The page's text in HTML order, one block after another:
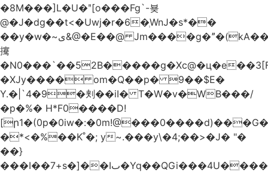
�8M���]L�U�ʺ[o���Fg`-뵺
@�J�dg��t<�Uwj�r�6�ְWnJ�s*��
��y�w�~ى&@�E��@ Jm����g�ˮ�(kA��b�^"���3���4�q��E$�J���`�%�y�JcX����2��R�,q0��3�
㩷
�XJy���� om�Q��p� 9��$E�
Y.�|`4�9�刾��iI� T�W�v�WB���/
�p�%� H*F0����D!
�*<�%��K˚�; y~.���y\�4;��>�J� "�
��}
���I��7+s�]��Iٮ�Yq��QGi���4U�����